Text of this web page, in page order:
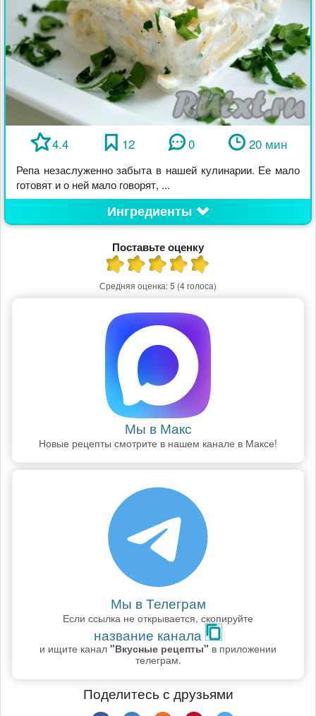
4.4 12 0 20 мин
Репа незаслуженно забыта в нашей кулинарии. Ее мало
готовят и о ней мало говорят, ...
Ингредиенты
Поставьте оценку
Средняя оценка:5 (4 голоса)
Мы в Макс
Новые рецепты смотрите в нашем канале в Максе!
Мы в Телеграм
Если ссылка не открывается, скопируйте
название канала
и ищите канал "Вкусные рецепты" в приложении
телеграм.
Поделитесь с друзьями